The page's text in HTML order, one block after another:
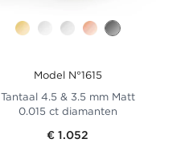
Model N°1615
Tantaal 4.5 & 3.5 mm Matt
0.015 ct diamanten
€ 1.052